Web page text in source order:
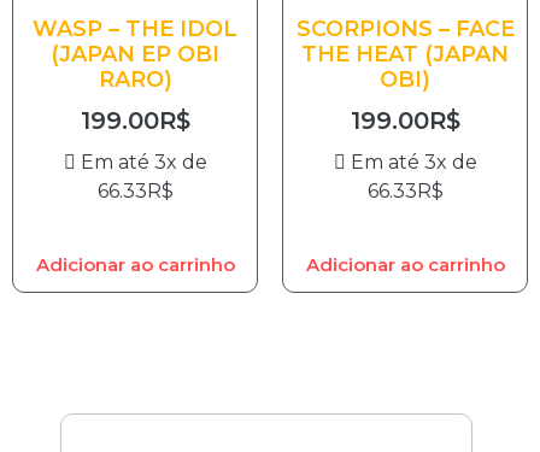
WASP – THE IDOL
(JAPAN EP OBI
RARO)
199.00R$
Em até 3x de
66.33R$
Adicionar ao carrinho
SCORPIONS – FACE
THE HEAT (JAPAN
OBI)
199.00R$
Em até 3x de
66.33R$
Adicionar ao carrinho